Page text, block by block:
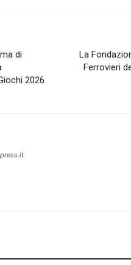
di
2026
La
Ferrovieri